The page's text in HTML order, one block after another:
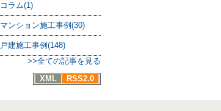
コラム(1)
マンション施工事例(30)
戸建施工事例(148)
>>全ての記事を見る
XML
RSS2.0